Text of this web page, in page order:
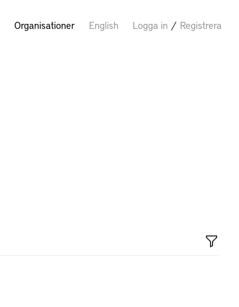
Organisationer English Logga in / Registrera